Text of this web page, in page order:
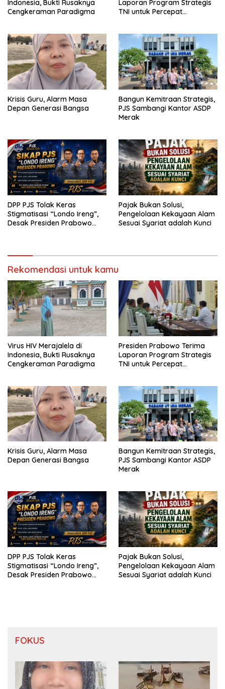
Indonesia, Bukti Rusaknya
Cengkeraman Paradigma
Laporan Program Strategis
TNI untuk Percepat
Krisis Guru, Alarm Masa
Depan Generasi Bangsa
Bangun Kemitraan Strategis,
PJS Sambangi Kantor ASDP
Merak
DPP PJS Tolak Keras
Stigmatisasi “Londo Ireng”,
Desak Presiden Prabowo
Pajak Bukan Solusi,
Pengelolaan Kekayaan Alam
Sesuai Syariat adalah Kunci
Rekomendasi untuk kamu
Virus HIV Merajalela di
Indonesia, Bukti Rusaknya
Cengkeraman Paradigma
Presiden Prabowo Terima
Laporan Program Strategis
TNI untuk Percepat
Krisis Guru, Alarm Masa
Depan Generasi Bangsa
Bangun Kemitraan Strategis,
PJS Sambangi Kantor ASDP
Merak
DPP PJS Tolak Keras
Stigmatisasi “Londo Ireng”,
Desak Presiden Prabowo
Pajak Bukan Solusi,
Pengelolaan Kekayaan Alam
Sesuai Syariat adalah Kunci
FOKUS